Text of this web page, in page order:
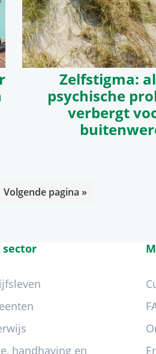
Zelfstigma:
psychische
verbergt
Ga
Volgende pagina »
sector
handhaving en